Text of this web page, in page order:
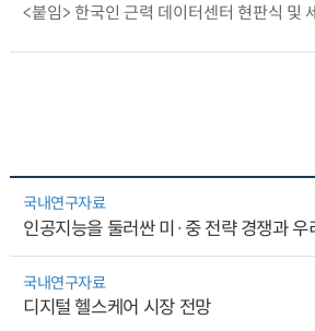
<붙임> 한국인 근력 데이터센터 현판식 및
국내연구자료
인공지능을 둘러싼 미·중 전략 경쟁과 우
국내연구자료
디지털 헬스케어 시장 전망